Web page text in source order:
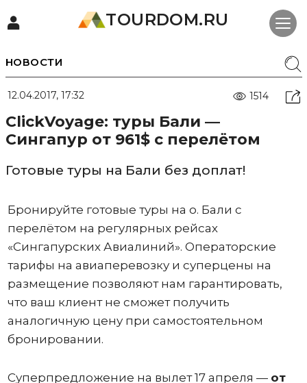
TOURDOM.RU
НОВОСТИ
12.04.2017, 17:32 1514
ClickVoyage: туры Бали —
Сингапур от 961$ с перелётом
Готовые туры на Бали без доплат!
Бронируйте готовые туры на о. Бали с
перелётом на регулярных рейсах
«Сингапурских Авиалиний». Операторские
тарифы на авиаперевозку и суперцены на
размещение позволяют нам гарантировать,
что ваш клиент не сможет получить
аналогичную цену при самостоятельном
бронировании.
Суперпредложение на вылет 17 апреля — от